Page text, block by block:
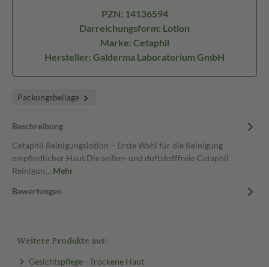
PZN: 14136594
Darreichungsform: Lotion
Marke: Cetaphil
Hersteller: Galderma Laboratorium GmbH
Packungsbeilage
Beschreibung
Cetaphil Reinigungslotion – Erste Wahl für die Reinigung
empfindlicher Haut Die seifen- und duftstofffreie Cetaphil
Reinigun… Mehr
Bewertungen
Weitere Produkte aus:
Gesichtspflege - Trockene Haut